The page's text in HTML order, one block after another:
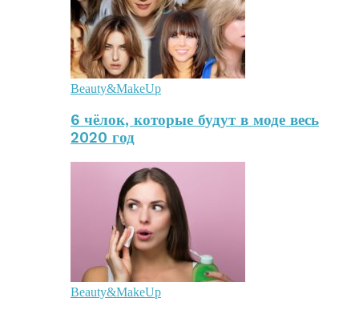
Beauty&MakeUp
6 чёлок, которые будут в моде весь
2020 год
Beauty&MakeUp